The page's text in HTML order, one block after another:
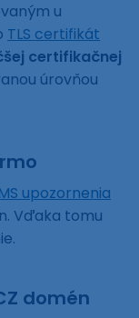
u
TLS certifikát
certifikačnej
úrovňou
upozornenia
Vďaka tomu
domén